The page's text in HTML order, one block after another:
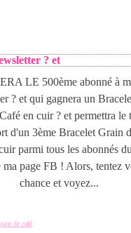
? et
LE 500ème abonné à
? et qui gagnera un
en cuir ? et permettra le
d'un 3ème Bracelet Grain
parmi tous les abonnés
ma page FB ! Alors, tentez
chance et voyez...
de café